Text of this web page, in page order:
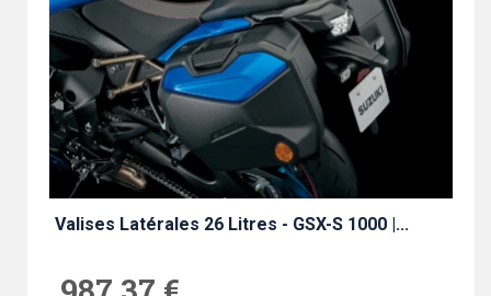
Valises Latérales 26 Litres - GSX-S 1000 |...